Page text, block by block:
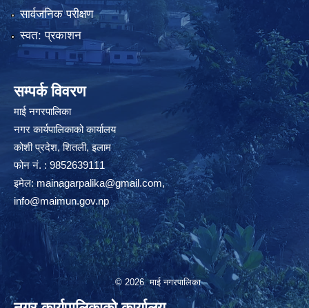
सार्वजनिक परीक्षण
स्वत: प्रकाशन
सम्पर्क विवरण
माई नगरपालिका
नगर कार्यपालिकाको कार्यालय
कोशी प्रदेश, शितली, इलाम
फोन नं. : 9852639111
इमेल:mainagarpalika@gmail.com,
info@maimun.gov.np
© 2026 माई नगरपालिका